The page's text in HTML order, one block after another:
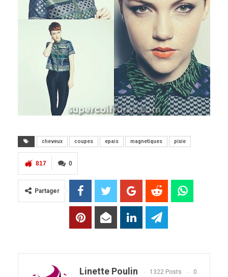
cheveux coupes epais magnetiques pixie
0
817
Partager
Linette Poulin 1322 Posts 0